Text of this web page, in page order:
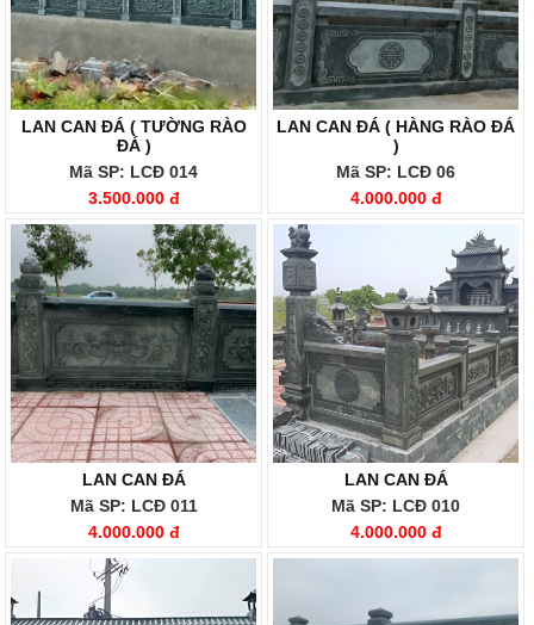
LAN CAN ĐÁ ( TƯỜNG RÀO
ĐÁ )
Mã SP: LCĐ 014
3.500.000 đ
LAN CAN ĐÁ ( HÀNG RÀO ĐÁ
)
Mã SP: LCĐ 06
4.000.000 đ
LAN CAN ĐÁ
Mã SP: LCĐ 011
4.000.000 đ
LAN CAN ĐÁ
Mã SP: LCĐ 010
4.000.000 đ